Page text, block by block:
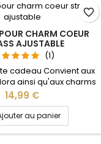
CHARM COEUR
AJUSTABLE
(1)
cadeau Convient aux
ainsi qu'aux charms
idéal pour : Noël, Saint
anniversaire de
ajustable se détache
passer les charms par
sur le bouton Ajustable
Prix
14,99 €
au panier
favorite_border